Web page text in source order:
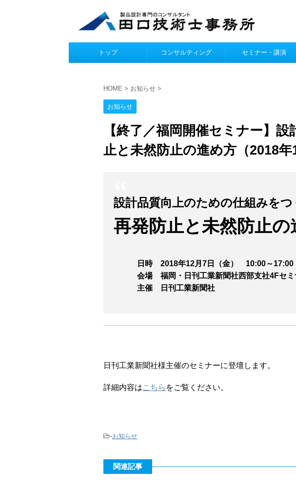
トップ コンサルティング セミナー・講演
HOME > お知らせ >
お知らせ
【終了／福岡開催セミナー】
止と未然防止の進め方（2018年
設計品質向上のための仕組みをつ
再発防止と未然防止の
日時 2018年12月7日（金） 10:00～17:00
会場 福岡・日刊工業新聞社西部支社4Fセミ
主催 日刊工業新聞社
日刊工業新聞社様主催のセミナーに登壇します。
詳細内容はこちら をご覧ください。
-お知らせ
関連記事